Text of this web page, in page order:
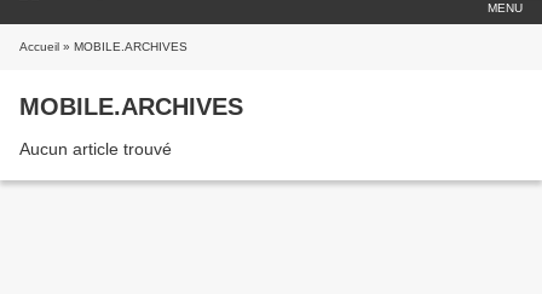
MENU
Accueil » MOBILE.ARCHIVES
MOBILE.ARCHIVES
Aucun article trouvé